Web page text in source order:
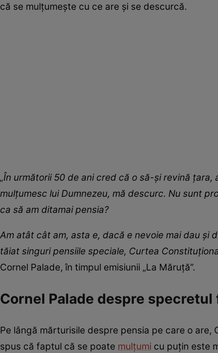
că se mulțumește cu ce are și se descurcă.
„În următorii 50 de ani cred că o să-și revină
mulțumesc lui Dumnezeu, mă descurc. Nu sunt
ca să am ditamai pensia?
Am atât cât am, asta e, dacă e nevoie mai dau și
tăiat singuri pensiile speciale, Curtea
Cornel Palade, în timpul emisiunii „La Măruță”.
Cornel Palade despre
Pe lângă mărturisile despre pensia pe care o
spus că faptul că se poate mulțumi cu puțin este